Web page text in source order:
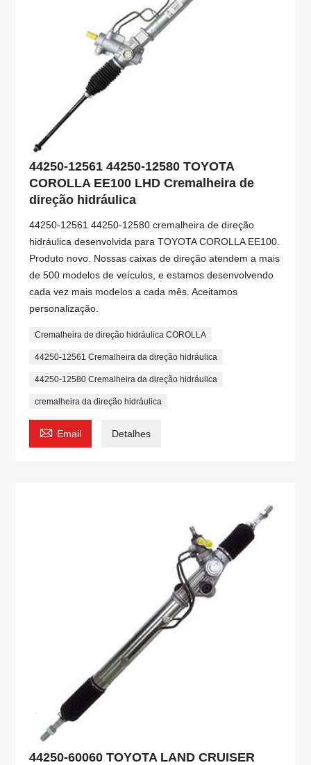
44250-12561 44250-12580 TOYOTA
COROLLA EE100 LHD Cremalheira de
direção hidráulica
44250-12561 44250-12580 cremalheira de direção
hidráulica desenvolvida para TOYOTA COROLLA EE100.
Produto novo. Nossas caixas de direção atendem a mais
de 500 modelos de veículos, e estamos desenvolvendo
cada vez mais modelos a cada mês. Aceitamos
personalização.
Cremalheira de direção hidráulica COROLLA
44250-12561 Cremalheira da direção hidráulica
44250-12580 Cremalheira da direção hidráulica
cremalheira da direção hidráulica
 Email Detalhes
44250-60060 TOYOTA LAND CRUISER